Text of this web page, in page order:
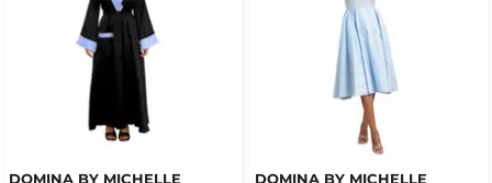
DOMINA BY MICHELLE DOMINA BY MICHELLE